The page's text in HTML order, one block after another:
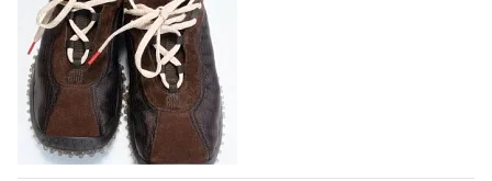
В 2025 году мировое производство обуви
практически не изменилось, зафиксировав
незначительный рост на 0,1% до 24,6 млрд пар, -
данные опубликованы в аналитическом вестнике
«Всемирный ежегодник обуви 2026», Португальской